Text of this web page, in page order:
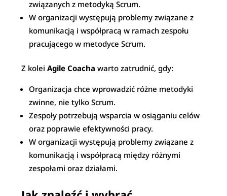
związanych z metodyką Scrum.
W organizacji występują problemy związane z
komunikacją i współpracą w ramach zespołu
pracującego w metodyce Scrum.
Z koleiAgile Coacha warto zatrudnić, gdy:
Organizacja chce wprowadzić różne metodyki
zwinne, nie tylko Scrum.
Zespoły potrzebują wsparcia w osiąganiu celów
oraz poprawie efektywności pracy.
W organizacji występują problemy związane z
komunikacją i współpracą między różnymi
zespołami oraz działami.